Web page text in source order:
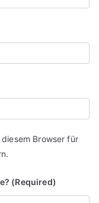
Browser für
(Required)